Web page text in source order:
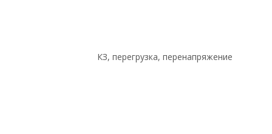
КЗ, перегрузка, перенапряжение